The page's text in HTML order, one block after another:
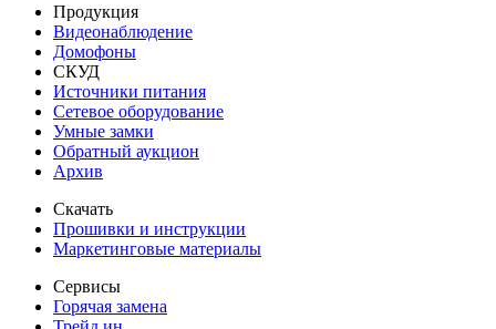
Продукция
Видеонаблюдение
Домофоны
СКУД
Источники питания
Сетевое оборудование
Умные замки
Обратный аукцион
Архив
Скачать
Прошивки и инструкции
Маркетинговые материалы
Сервисы
Горячая замена